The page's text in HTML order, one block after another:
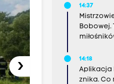
›
14:37
Bobowej.
14:18
Aplikacja
znika. Co